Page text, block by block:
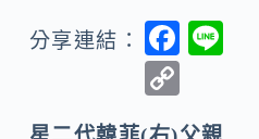
分享連結：
F